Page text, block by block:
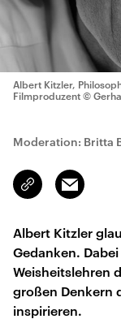
Albert Kitzler,
Filmproduzent ©
Moderation: Britta
Link
kopieren/teilen
Email
Albert Kitzler
Gedanken.
Weisheitslehren
großen Denkern
inspirieren.